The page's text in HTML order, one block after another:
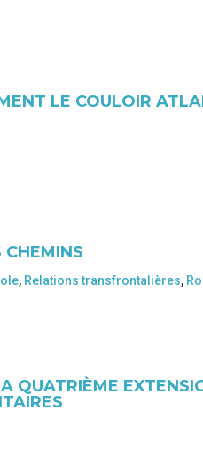
LE COULOIR
CHEMINS
, Relations transfrontalières,
QUATRIÈME